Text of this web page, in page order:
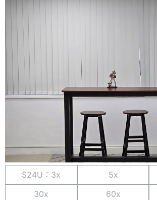
S24U：3x 5x
30x
60x